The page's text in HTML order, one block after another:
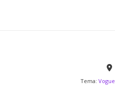
Tema: Vogue